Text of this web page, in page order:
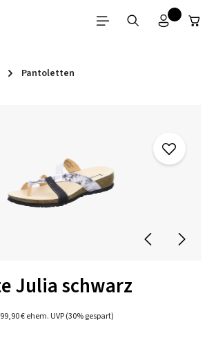
Pantoletten
Julia schwarz
99,90 €ehem. UVP(30% gespart)